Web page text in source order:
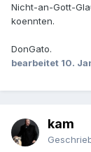
Nicht-an-Gott-
koennten.
DonGato.
bearbeitet 10.
kam